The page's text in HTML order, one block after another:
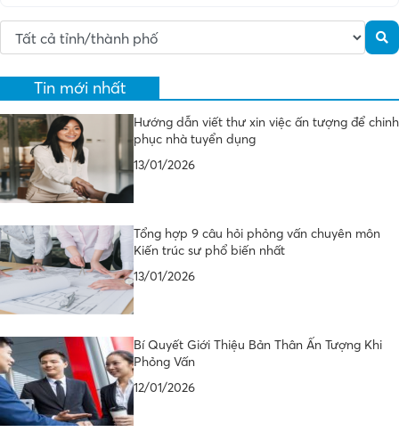
Tin mới nhất
Hướng dẫn viết thư xin việc ấn tượng để chinh
phục nhà tuyển dụng
13/01/2026
Tổng hợp 9 câu hỏi phỏng vấn chuyên môn
Kiến trúc sư phổ biến nhất
13/01/2026
Bí Quyết Giới Thiệu Bản Thân Ấn Tượng Khi
Phỏng Vấn
12/01/2026